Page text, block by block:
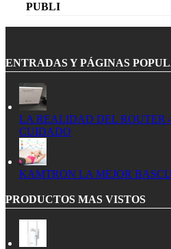
PUBLI
ENTRADAS Y PÁGINAS
LA REALIDAD DEL ROUTER
CUIDADO
KAMTRON LA MEJOR
PRODUCTOS MAS VISTOS